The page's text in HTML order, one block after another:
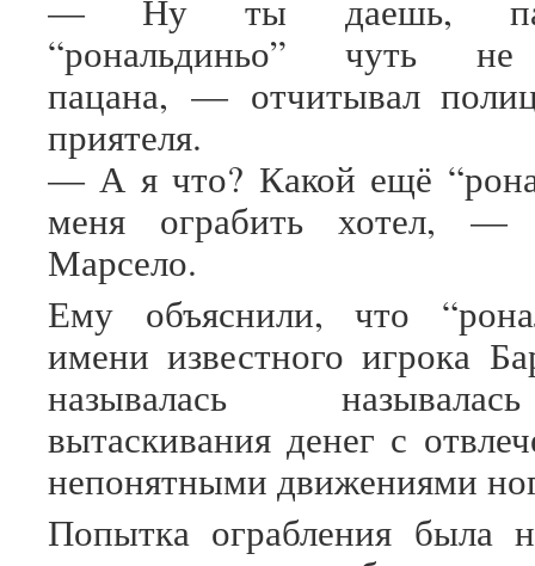
— Ну ты даешь,
“рональдиньо” чуть не
пацана, — отчитывал
приятеля.
— А я что? Какой ещё
меня ограбить хотел, —
Марсело.
Ему объяснили, что
имени известного игрока
называлась
вытаскивания денег с
непонятными движениями
Попытка ограбления была